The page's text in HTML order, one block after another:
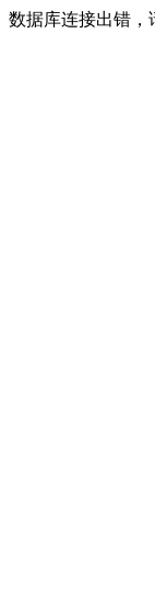
数据库连接出错，